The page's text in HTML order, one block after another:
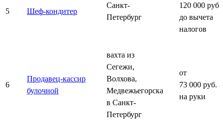
5 Шеф-кондитер
Санкт-
Петербург
120 000 руб.
до вычета
налогов
6
Продавец-кассир
булочной
вахта из
Сегежи,
Волхова,
Медвежьегорска
в Санкт-
Петербург
от
73 000 руб.
на руки